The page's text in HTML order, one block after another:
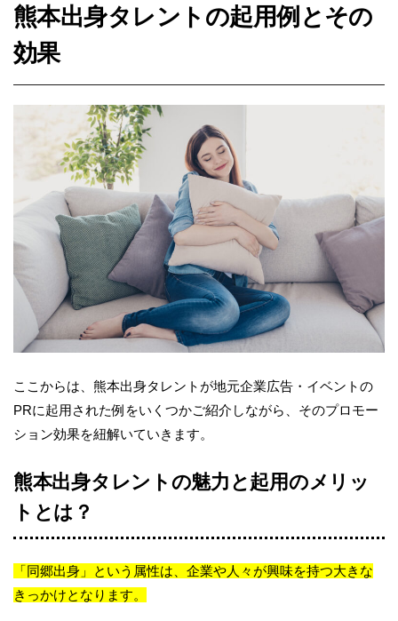
熊本出身タレントの起用例とその
効果
ここからは、熊本出身タレントが地元企業広告・イベントの
PRに起用された例をいくつかご紹介しながら、そのプロモー
ション効果を紐解いていきます。
熊本出身タレントの魅力と起用のメリッ
トとは？
「同郷出身」という属性は、企業や人々が興味を持つ大きな
きっかけとなります。